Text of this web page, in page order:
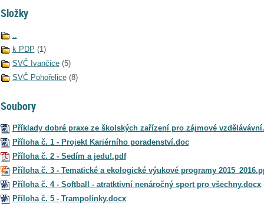
Složky
..
k PDP (1)
SVČ Ivančice (5)
SVČ Pohořelice (8)
Soubory
Příklady dobré praxe ze školských zařízení pro zájmové
Příloha č. 1 - Projekt Kariérního poradenství.doc
Příloha č. 2 - Sedím a jedu!.pdf
Příloha č. 3 - Tematické a ekologické výukové programy
Příloha č. 4 - Softball - atratktivní nenáročný sport pro všechny.docx
Příloha č. 5 - Trampolínky.docx